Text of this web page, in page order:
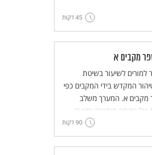
45 דקות
מקבים א
למורים לשיעור בשיטת
המקדש בידי המקבים כפי
מקבים א. המערך משלב
של טקסט היסטורי ומיועד
לכל תלמיד ותלמידה יש
המדגימים שיטות הוראה
90 דקות